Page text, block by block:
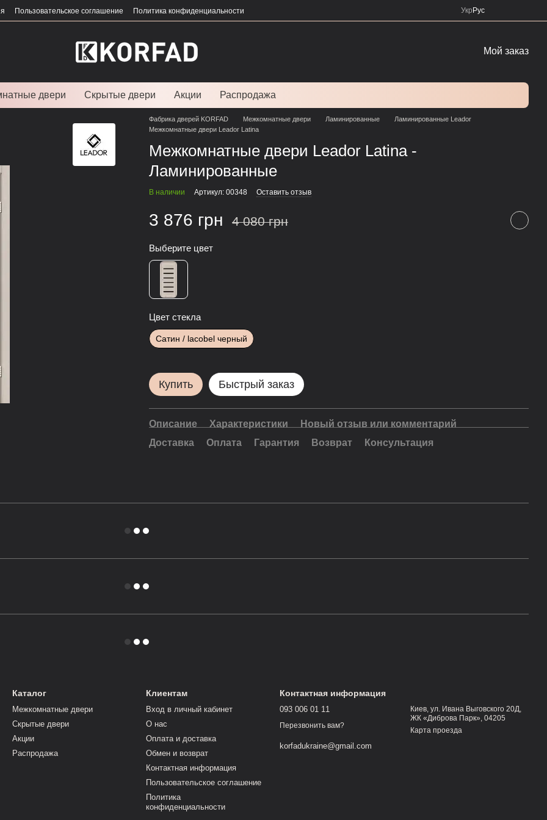
Пользовательское соглашение Политика конфиденциальности Укр Рус
Мой заказ
двери Скрытые двери Акции Распродажа
Фабрика дверей KORFAD Межкомнатные двери Ламинированные
Ламинированные Leador
Межкомнатные двери Leador Latina
Межкомнатные двери Leador Latina -
Ламинированные
В наличии Артикул: 00348 Оставить отзыв
3 876 грн 4 080 грн
Выберите цвет
Цвет стекла
Сатин / lacobel черный
Купить Быстрый заказ
Описание Характеристики
Новый отзыв или комментарий
Доставка
Оплата Гарантия Возврат Консультация
Каталог
Межкомнатные двери
Скрытые двери
Акции
Распродажа
Клиентам
Вход в личный кабинет
О нас
Оплата и доставка
Обмен и возврат
Контактная информация
Пользовательское соглашение
Политика
конфиденциальности
Контактная информация
093 006 01 11
Перезвонить вам?
korfadukraine@gmail.com
Киев, ул. Ивана Выговского 20Д,
ЖК «Диброва Парк», 04205
Карта проезда